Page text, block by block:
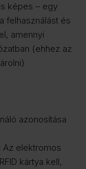
képes – egy
felhasználást és
amennyi
(ehhez az
azonosítása
Az elektromos
kártya kell,